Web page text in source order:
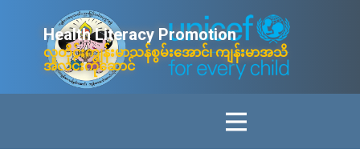
Health Litera​cy ​Promotion
လူတိုင်းကျန်းမာသန်စွမ်းအောင်၊ ကျန်းမာအသိ
အလင်းကိုဆောင်